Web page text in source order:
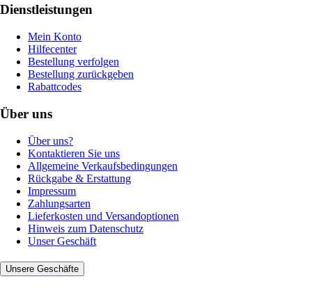
Dienstleistungen
Mein Konto
Hilfecenter
Bestellung verfolgen
Bestellung zurückgeben
Rabattcodes
Über uns
Über uns?
Kontaktieren Sie uns
Allgemeine Verkaufsbedingungen
Rückgabe & Erstattung
Impressum
Zahlungsarten
Lieferkosten und Versandoptionen
Hinweis zum Datenschutz
Unser Geschäft
Unsere Geschäfte